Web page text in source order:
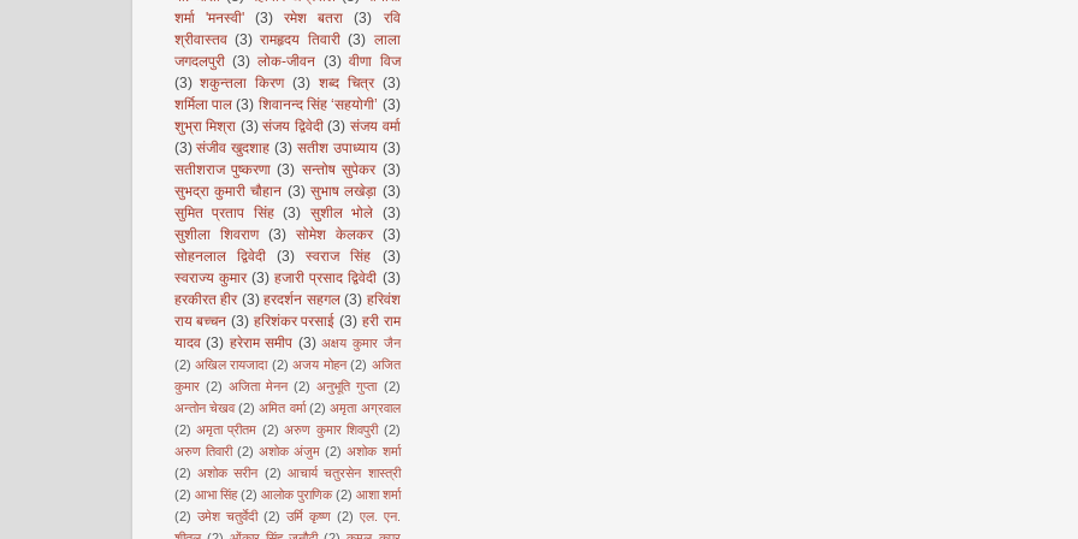
शर्मा 'मनस्वी'
(3) रमेश बतरा (3)
रवि
श्रीवास्तव (3) रामहृदय तिवारी (3) लाला
जगदलपुरी (3) लोक-जीवन (3) वीणा विज
(3) शकुन्तला किरण (3) शब्द चित्र (3)
शर्मिला पाल (3) शिवानन्द सिंह ‘सहयोगी’ (3)
शुभ्रा मिश्रा (3) संजय द्विवेदी (3) संजय वर्मा
(3) संजीव खुदशाह (3) सतीश उपाध्याय (3)
सतीशराज पुष्करणा (3) सन्तोष सुपेकर (3)
सुभद्रा कुमारी चौहान (3) सुभाष लखेड़ा (3)
सुमित प्रताप सिंह (3) सुशील भोले (3)
सुशीला शिवराण
(3) सोमेश केलकर
(3)
सोहनलाल द्विवेदी
(3) स्वराज सिंह
(3)
स्वराज्य कुमार (3) हजारी प्रसाद द्विवेदी (3)
हरकीरत हीर (3) हरदर्शन सहगल (3) हरिवंश
राय बच्चन (3) हरिशंकर परसाई (3) हरी राम
यादव (3) हरेराम समीप (3) अक्षय कुमार जैन
(2) अखिल रायजादा (2) अजय मोहन (2) अजित
कुमार (2) अजिता मेनन (2) अनुभूति गुप्ता (2)
अन्तोन चेखव (2) अमित वर्मा (2) अमृता अग्रवाल
(2) अमृता प्रीतम (2) अरुण कुमार शिवपुरी (2)
अरुण तिवारी (2) अशोक अंजुम (2) अशोक शर्मा
(2) अशोक सरीन (2) आचार्य चतुरसेन शास्त्री
(2) आभा सिंह (2) आलोक पुराणिक (2) आशा शर्मा
(2) उमेश चतुर्वेदी (2) उर्मि कृष्ण (2) एल. एन.